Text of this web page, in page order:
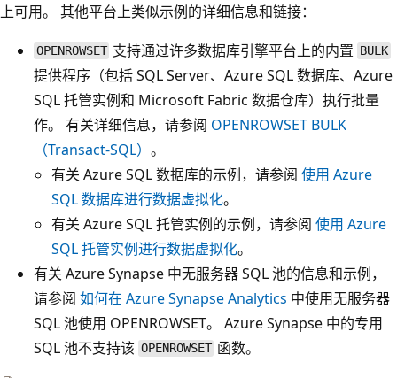
上可用。 其他平台上类似示例的详细信息和链接：
OPENROWSET 支持通过许多数据库引擎平台上的内置 BULK
提供程序（包括 SQL Server、Azure SQL 数据库、Azure
SQL 托管实例和 Microsoft Fabric 数据仓库）执行批量
作。 有关详细信息，请参阅 OPENROWSET BULK
（Transact-SQL） 。
有关 Azure SQL 数据库的示例，请参阅 使用 Azure
SQL 数据库进行数据虚拟化。
有关 Azure SQL 托管实例的示例，请参阅 使用 Azure
SQL 托管实例进行数据虚拟化。
有关 Azure Synapse 中无服务器 SQL 池的信息和示例，
请参阅 如何在 Azure Synapse Analytics 中使用无服务器
SQL 池使用 OPENROWSET。 Azure Synapse 中的专用
SQL 池不支持该 OPENROWSET 函数。